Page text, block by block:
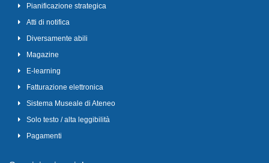
Pianificazione strategica
Atti di notifica
Diversamente abili
Magazine
E-learning
Fatturazione elettronica
Sistema Museale di Ateneo
Solo testo / alta leggibilità
Pagamenti